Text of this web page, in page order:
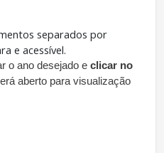
separados por
e acessível.
o ano desejado e clicar no
aberto para visualização